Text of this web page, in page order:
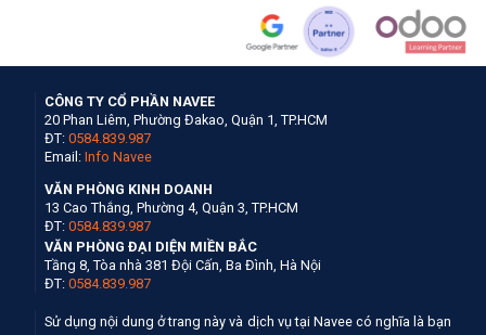
CÔNG TY CỔ PHẦN NAVEE
20 Phan Liêm, Phường Đakao, Quận 1, TP.HCM
ĐT: 0584.839.987
Email: Info Navee
VĂN PHÒNG KINH DOANH
13 Cao Thắng, Phường 4, Quận 3, TP.HCM
ĐT: 0584.839.987
VĂN PHÒNG ĐẠI DIỆN MIỀN BẮC
Tầng 8, Tòa nhà 381 Đội Cấn, Ba Đình, Hà Nội
ĐT: 0584.839.987
Sử dụng nội dung ở trang này và dịch vụ tại Navee có nghĩa là bạn